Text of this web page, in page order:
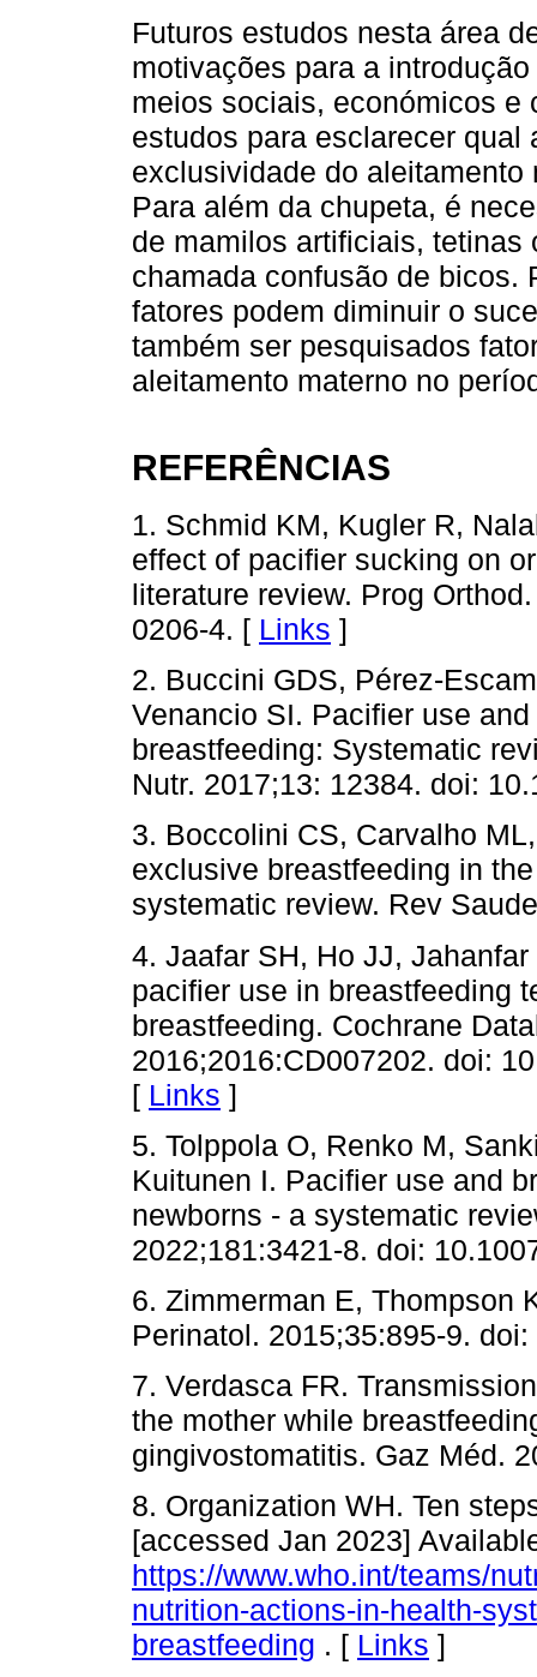
Futuros estudos nesta área
motivações para a
meios sociais, económicos e
estudos para esclarecer
exclusividade do
Para além da chupeta, é
de mamilos artificiais,
chamada confusão de bicos.
fatores podem diminuir o
também ser pesquisados
aleitamento materno no
REFERÊNCIAS
1. Schmid KM, Kugler R,
effect of pacifier sucking on
literature review. Prog
0206-4. [ Links ]
2. Buccini GDS, Pérez-
Venancio SI. Pacifier use
breastfeeding: Systematic
Nutr. 2017;13: 12384. doi:
3. Boccolini CS, Carvalho
exclusive breastfeeding in
systematic review. Rev
4. Jaafar SH, Ho JJ,
pacifier use in breastfeeding
breastfeeding. Cochrane
2016;2016:CD007202. doi:
[ Links ]
5. Tolppola O, Renko M,
Kuitunen I. Pacifier use and
newborns - a systematic
2022;181:3421-8. doi:
6. Zimmerman E, Thompson
Perinatol. 2015;35:895-9.
7. Verdasca FR.
the mother while
gingivostomatitis. Gaz Méd.
8. Organization WH. Ten
[accessed Jan 2023]
https://www.who.int/teams/
nutrition-actions-in-health-
breastfeeding . [ Links ]